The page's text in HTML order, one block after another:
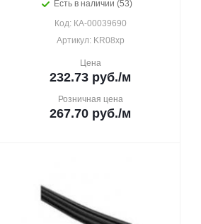
Есть в наличии (53)
Код: КА-00039690
Артикул: KR08хр
Цена
232.73 руб./м
Розничная цена
267.70 руб./м